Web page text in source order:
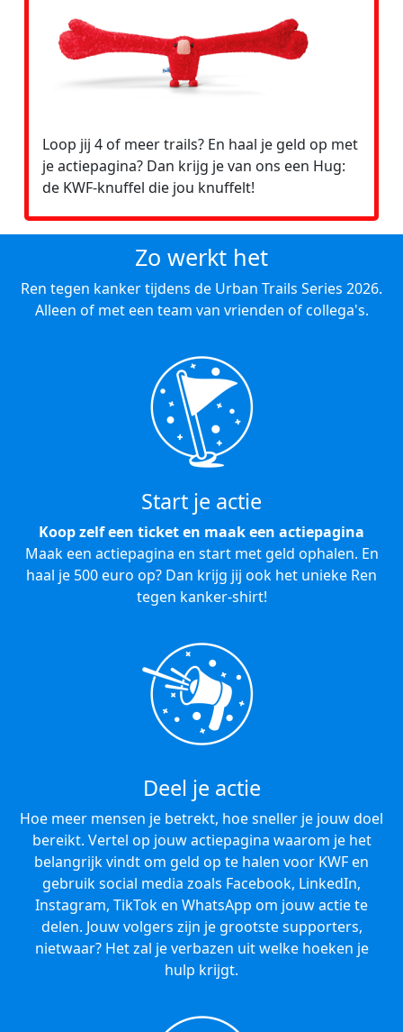
Loop jij 4 of meer trails? En haal je geld op met
je actiepagina? Dan krijg je van ons een Hug:
de KWF-knuffel die jou knuffelt!
Zo werkt het
Ren tegen kanker tijdens de Urban Trails Series 2026.
Alleen of met een team van vrienden of collega's.
Start je actie
Koop zelf een ticket en maak een actiepagina
Maak een actiepagina en start met geld ophalen. En
haal je 500 euro op? Dan krijg jij ook het unieke Ren
tegen kanker-shirt!
Deel je actie
Hoe meer mensen je betrekt, hoe sneller je jouw doel
bereikt. Vertel op jouw actiepagina waarom je het
belangrijk vindt om geld op te halen voor KWF en
gebruik social media zoals Facebook, LinkedIn,
Instagram, TikTok en WhatsApp om jouw actie te
delen. Jouw volgers zijn je grootste supporters,
nietwaar? Het zal je verbazen uit welke hoeken je
hulp krijgt.